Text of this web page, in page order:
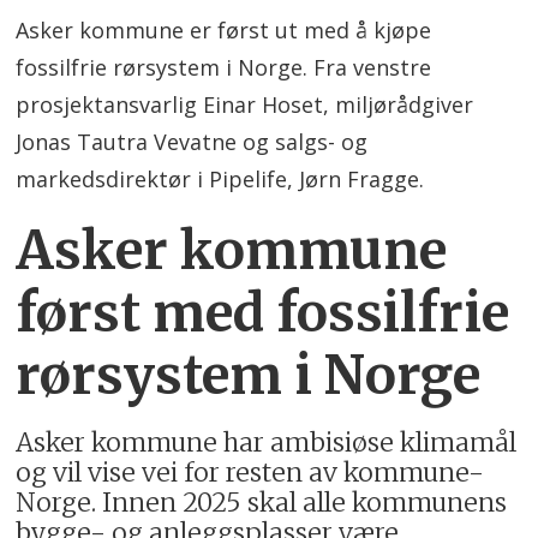
Asker kommune er først ut med å kjøpe
fossilfrie rørsystem i Norge. Fra venstre
prosjektansvarlig Einar Hoset, miljørådgiver
Jonas Tautra Vevatne og salgs- og
markedsdirektør i Pipelife, Jørn Fragge.
Asker kommune
først med fossilfrie
rørsystem i Norge
Asker kommune har ambisiøse klimamål
og vil vise vei for resten av kommune-
Norge. Innen 2025 skal alle kommunens